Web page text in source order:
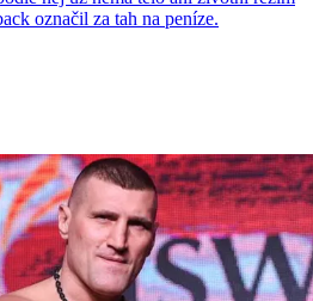
označil za tah na peníze.